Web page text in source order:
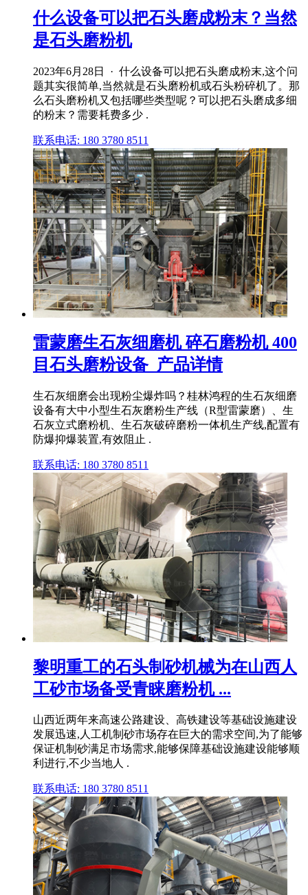
什么设备可以把石头磨成粉末？当然
是石头磨粉机
2023年6月28日 · 什么设备可以把石头磨成粉末,这个问
题其实很简单,当然就是石头磨粉机或石头粉碎机了。那
么石头磨粉机又包括哪些类型呢？可以把石头磨成多细
的粉末？需要耗费多少 .
联系电话: 180 3780 8511
雷蒙磨生石灰细磨机 碎石磨粉机 400
目石头磨粉设备_产品详情
生石灰细磨会出现粉尘爆炸吗？桂林鸿程的生石灰细磨
设备有大中小型生石灰磨粉生产线（R型雷蒙磨）、生
石灰立式磨粉机、生石灰破碎磨粉一体机生产线,配置有
防爆抑爆装置,有效阻止 .
联系电话: 180 3780 8511
黎明重工的石头制砂机械为在山西人
工砂市场备受青睐磨粉机 ...
山西近两年来高速公路建设、高铁建设等基础设施建设
发展迅速,人工机制砂市场存在巨大的需求空间,为了能够
保证机制砂满足市场需求,能够保障基础设施建设能够顺
利进行,不少当地人 .
联系电话: 180 3780 8511